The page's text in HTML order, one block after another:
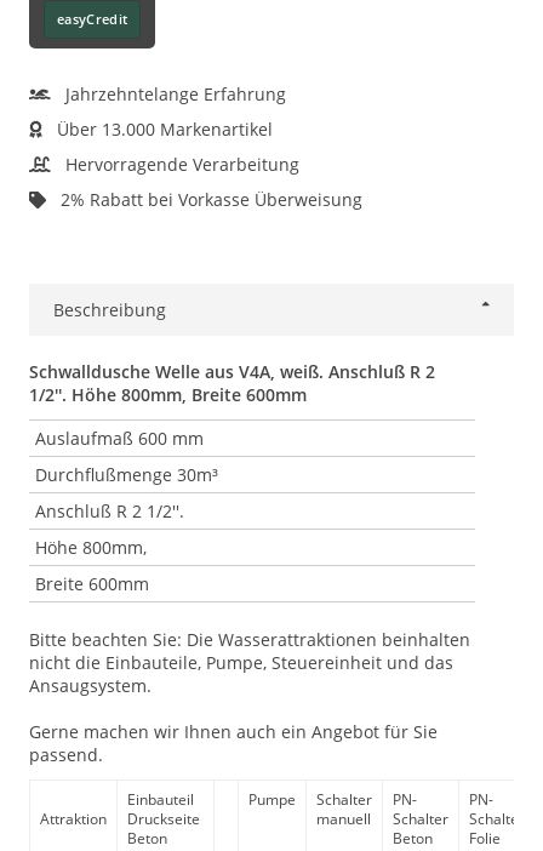
easyCredit
Jahrzehntelange Erfahrung
Über 13.000 Markenartikel
Hervorragende Verarbeitung
2% Rabatt bei Vorkasse Überweisung
Beschreibung
Schwalldusche Welle aus V4A, weiß. Anschluß R 2
1/2''. Höhe 800mm, Breite 600mm
Auslaufmaß 600 mm
Durchflußmenge 30m³
Anschluß R 2 1/2''.
Höhe 800mm,
Breite 600mm
Bitte beachten Sie: Die Wasserattraktionen beinhalten
nicht die Einbauteile, Pumpe, Steuereinheit und das
Ansaugsystem.
Gerne machen wir Ihnen auch ein Angebot für Sie
passend.
Attraktion
Einbauteil
Druckseite
Beton
Pumpe
Schalter
manuell
PN-
Schalter
Beton
PN-
Schalter
Folie